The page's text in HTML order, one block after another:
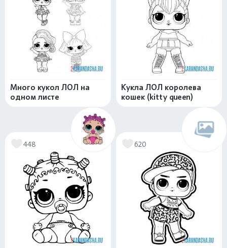
Много кукол ЛОЛ на
одном листе
Кукла ЛОЛ королева
кошек (kitty queen)
448 620